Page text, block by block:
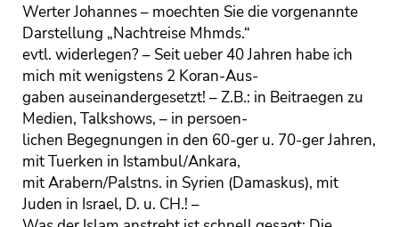
Werter Johannes – moechten Sie die vorgenannte
Darstellung „Nachtreise Mhmds.“
evtl. widerlegen? – Seit ueber 40 Jahren habe ich
mich mit wenigstens 2 Koran-Aus-
gaben auseinandergesetzt! – Z.B.: in Beitraegen zu
Medien, Talkshows, – in persoen-
lichen Begegnungen in den 60-ger u. 70-ger Jahren,
mit Tuerken in Istambul/Ankara,
mit Arabern/Palstns. in Syrien (Damaskus), mit
Juden in Israel, D. u. CH.! –